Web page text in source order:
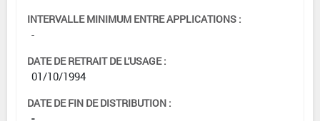
INTERVALLE MINIMUM ENTRE APPLICATIONS :
-
DATE DE RETRAIT DE L'USAGE :
01/10/1994
DATE DE FIN DE DISTRIBUTION :